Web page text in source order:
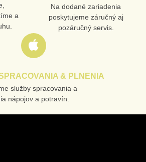
a
Na dodané zariadenia
poskytujeme záručný aj
pozáručný servis.
& PLNENIA
služby spracovania a
nápojov a potravín.